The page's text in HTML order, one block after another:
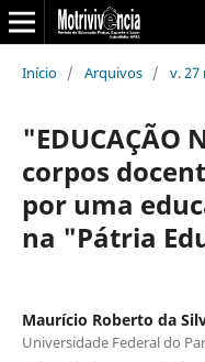
Início / Arquivos / v. 27
"EDUCAÇÃO
corpos
por uma
na "Pátria
Maurício Roberto da
Universidade Federal do